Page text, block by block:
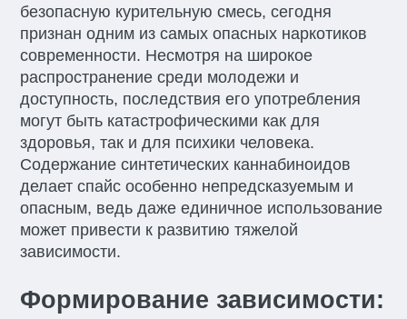
безопасную курительную смесь, сегодня
признан одним из самых опасных наркотиков
современности. Несмотря на широкое
распространение среди молодежи и
доступность, последствия его употребления
могут быть катастрофическими как для
здоровья, так и для психики человека.
Содержание синтетических каннабиноидов
делает спайс особенно непредсказуемым и
опасным, ведь даже единичное использование
может привести к развитию тяжелой
зависимости.
Формирование зависимости: